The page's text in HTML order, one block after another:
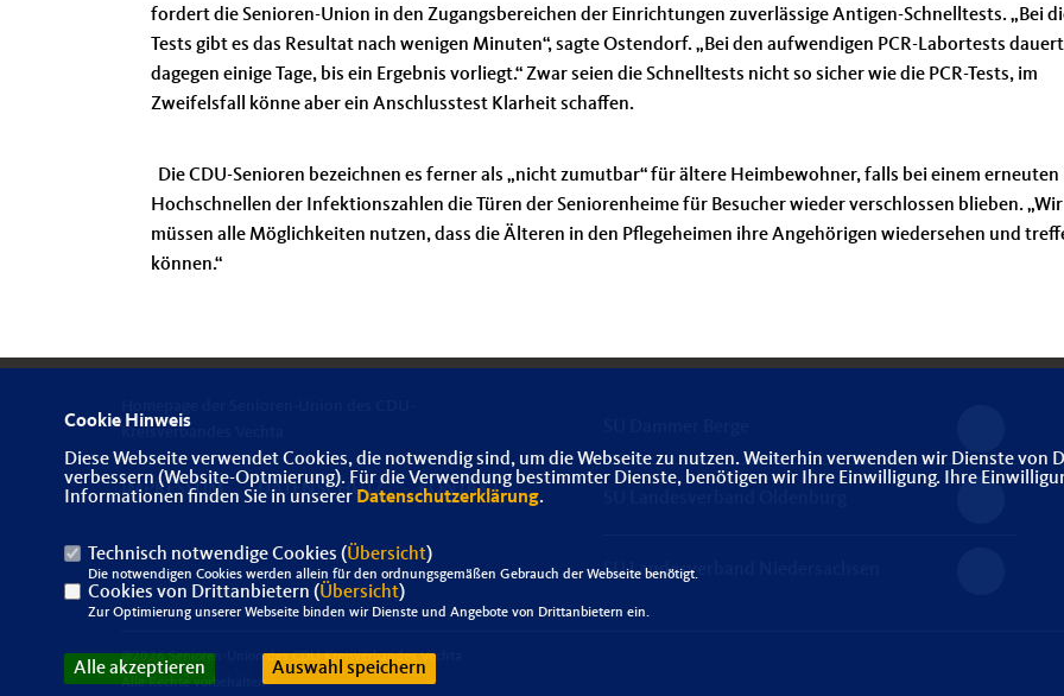
fordert die Senioren-Union in den Zugangsbereichen der Einrichtungen zuverlässige Antigen-Schnelltests. „Bei
Tests gibt es das Resultat nach wenigen Minuten“, sagte Ostendorf. „Bei den aufwendigen PCR-Labortests dauert
dagegen einige Tage, bis ein Ergebnis vorliegt.“ Zwar seien die Schnelltests nicht so sicher wie die PCR-Tests, im
Zweifelsfall könne aber ein Anschlusstest Klarheit schaffen.
Die CDU-Senioren bezeichnen es ferner als „nicht zumutbar“ für ältere Heimbewohner, falls bei einem erneuten
Hochschnellen der Infektionszahlen die Türen der Seniorenheime für Besucher wieder verschlossen blieben. „Wir
müssen alle Möglichkeiten nutzen, dass die Älteren in den Pflegeheimen ihre Angehörigen wiedersehen und
können.“
IMPRESSUM DATENSCHUTZ KONTAKT
SU Landesverband Niedersachsen
@2026 Senioren-Union des CDU-Kreisverbandes Vechta
Alle Rechte vorbehalten.
Cookie Hinweis
Diese Webseite verwendet Cookies, die notwendig sind, um die Webseite zu nutzen. Weiterhin verwenden wir Dienste
verbessern (Website-Optmierung). Für die Verwendung bestimmter Dienste, benötigen wir Ihre Einwilligung. Ihre
Informationen finden Sie in unserer Datenschutzerklärung.
Technisch notwendige Cookies (Übersicht)
Die notwendigen Cookies werden allein für den ordnungsgemäßen Gebrauch der Webseite benötigt.
Cookies von Drittanbietern (Übersicht)
Zur Optimierung unserer Webseite binden wir Dienste und Angebote von Drittanbietern ein.
Alle akzeptieren Auswahl speichern